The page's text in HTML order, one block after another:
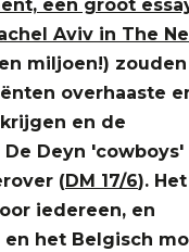
een groot
Aviv in The
miljoen!) zouden
overhaaste
en de
Deyn 'cowboys'
(DM 17/6). Het
iedereen, en
het Belgisch